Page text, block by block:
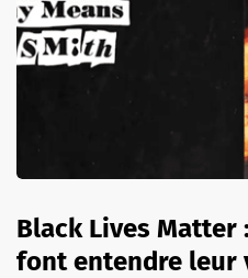
Black Lives
font entendre leur